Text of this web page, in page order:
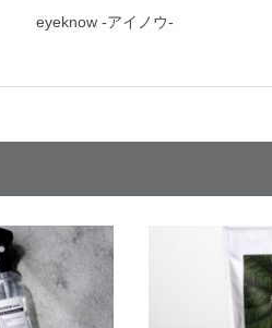
eyeknow -アイノウ-